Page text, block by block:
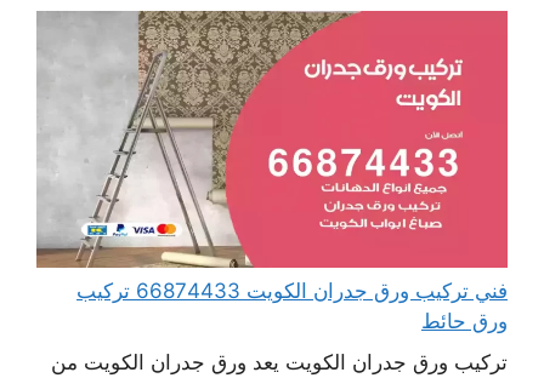
فني تركيب ورق جدران الكويت 66874433 تركيب
ورق حائط
تركيب ورق جدران الكويت يعد ورق جدران الكويت من